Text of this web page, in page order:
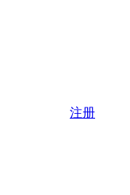
注册